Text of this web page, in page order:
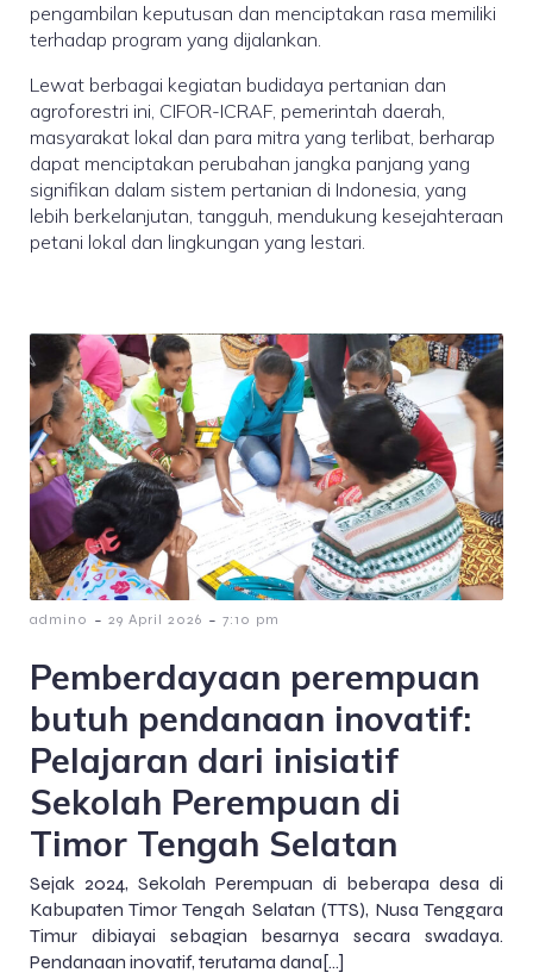
pengambilan keputusan dan menciptakan rasa memiliki
terhadap program yang dijalankan.
Lewat berbagai kegiatan budidaya pertanian dan
agroforestri ini, CIFOR-ICRAF, pemerintah daerah,
masyarakat lokal dan para mitra yang terlibat, berharap
dapat menciptakan perubahan jangka panjang yang
signifikan dalam sistem pertanian di Indonesia, yang
lebih berkelanjutan, tangguh, mendukung kesejahteraan
petani lokal dan lingkungan yang lestari.
admin0 - 29 April 2026 - 7:10 pm
Pemberdayaan perempuan
butuh pendanaan inovatif:
Pelajaran dari inisiatif
Sekolah Perempuan di
Timor Tengah Selatan
Sejak 2024, Sekolah Perempuan di beberapa desa di
Kabupaten Timor Tengah Selatan (TTS), Nusa Tenggara
Timur dibiayai sebagian besarnya secara swadaya.
Pendanaan inovatif, terutama dana[…]